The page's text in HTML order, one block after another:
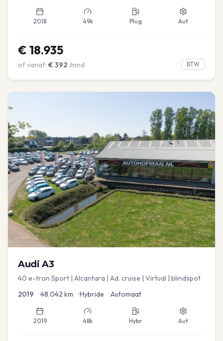
2018 49k Plug Aut
€ 18.935
of vanaf: € 392 /mnd BTW
Audi A3
40 e-tron Sport | Alcantara | Ad. cruise | Virtual | blindspot
2019 •48.042 km •Hybride •Automaat
2019 48k Hybr Aut